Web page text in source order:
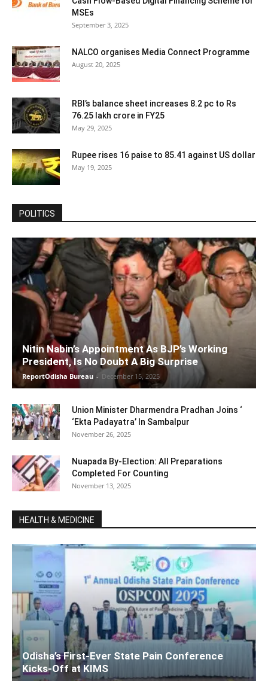
MSEs
September 3, 2025
NALCO organises Media Connect Programme
August 20, 2025
RBI’s balance sheet increases 8.2 pc to Rs
76.25 lakh crore in FY25
May 29, 2025
Rupee rises 16 paise to 85.41 against US dollar
May 19, 2025
POLITICS
Nitin Nabin’s Appointment As BJP’s Working
President, Is No Doubt A Big Surprise
ReportOdisha Bureau - December 15, 2025
Union Minister Dharmendra Pradhan Joins ‘
‘Ekta Padayatra’ In Sambalpur
November 26, 2025
Nuapada By-Election: All Preparations
Completed For Counting
November 13, 2025
HEALTH & MEDICINE
Odisha’s First-Ever State Pain Conference
Kicks-Off at KIMS